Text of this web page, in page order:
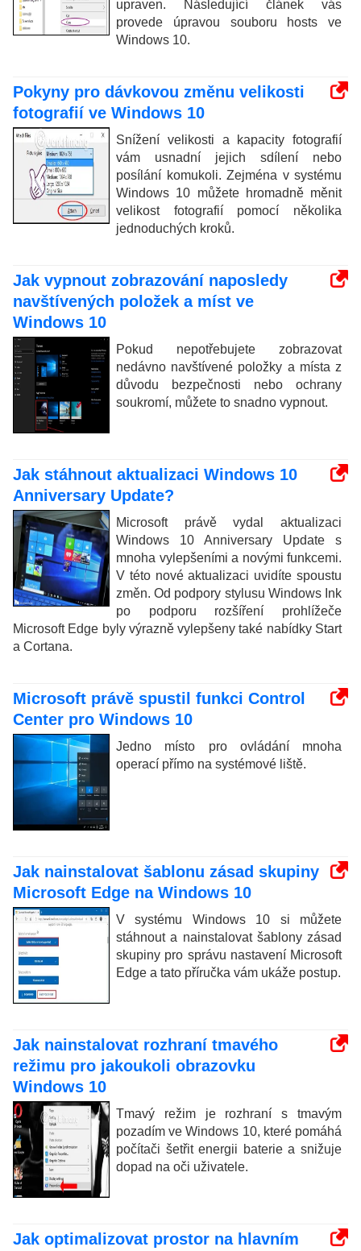
upraven. Následující článek vás
provede úpravou souboru hosts ve
Windows 10.
Pokyny pro dávkovou změnu velikosti
fotografií ve Windows 10
Snížení velikosti a kapacity fotografií
vám usnadní jejich sdílení nebo
posílání komukoli. Zejména v systému
Windows 10 můžete hromadně měnit
velikost fotografií pomocí několika
jednoduchých kroků.
Jak vypnout zobrazování naposledy
navštívených položek a míst ve
Windows 10
Pokud nepotřebujete zobrazovat
nedávno navštívené položky a místa z
důvodu bezpečnosti nebo ochrany
soukromí, můžete to snadno vypnout.
Jak stáhnout aktualizaci Windows 10
Anniversary Update?
Microsoft právě vydal aktualizaci
Windows 10 Anniversary Update s
mnoha vylepšeními a novými funkcemi.
V této nové aktualizaci uvidíte spoustu
změn. Od podpory stylusu Windows Ink
po podporu rozšíření prohlížeče
Microsoft Edge byly výrazně vylepšeny také nabídky Start
a Cortana.
Microsoft právě spustil funkci Control
Center pro Windows 10
Jedno místo pro ovládání mnoha
operací přímo na systémové liště.
Jak nainstalovat šablonu zásad skupiny
Microsoft Edge na Windows 10
V systému Windows 10 si můžete
stáhnout a nainstalovat šablony zásad
skupiny pro správu nastavení Microsoft
Edge a tato příručka vám ukáže postup.
Jak nainstalovat rozhraní tmavého
režimu pro jakoukoli obrazovku
Windows 10
Tmavý režim je rozhraní s tmavým
pozadím ve Windows 10, které pomáhá
počítači šetřit energii baterie a snižuje
dopad na oči uživatele.
Jak optimalizovat prostor na hlavním